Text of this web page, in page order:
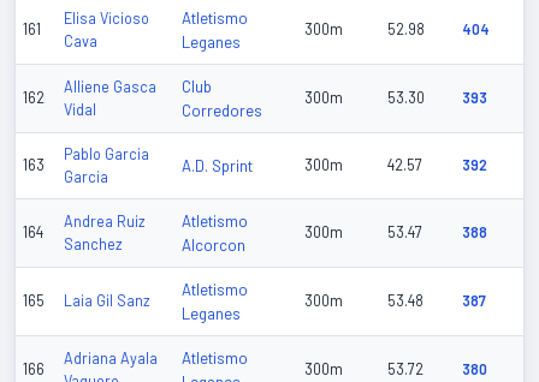
161
Elisa Vicioso
Cava
Atletismo
Leganes
300m 52.98 404
162
Alliene Gasca
Vidal
Club
Corredores
300m 53.30 393
163
Pablo Garcia
Garcia
A.D. Sprint 300m 42.57 392
164
Andrea Ruiz
Sanchez
Atletismo
Alcorcon
300m 53.47 388
165 Laia Gil Sanz
Atletismo
Leganes
300m 53.48 387
166
Adriana Ayala
Atletismo
300m 53.72 380